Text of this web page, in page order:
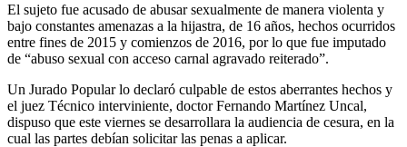
El sujeto fue acusado de abusar sexualmente de manera violenta y
bajo constantes amenazas a la hijastra, de 16 años, hechos ocurridos
entre fines de 2015 y comienzos de 2016, por lo que fue imputado
de “abuso sexual con acceso carnal agravado reiterado”.
Un Jurado Popular lo declaró culpable de estos aberrantes hechos y
el juez Técnico interviniente, doctor Fernando Martínez Uncal,
dispuso que este viernes se desarrollara la audiencia de cesura, en la
cual las partes debían solicitar las penas a aplicar.